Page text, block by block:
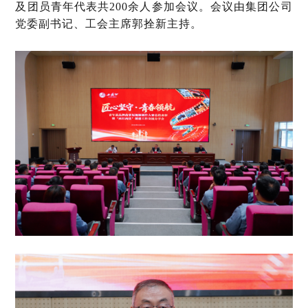
及团员青年代表共200余人参加会议。会议由集团公司
党委副书记、工会主席郭拴新主持。